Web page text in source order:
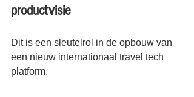
productvisie
Dit is een sleutelrol in de opbouw van
een nieuw internationaal travel tech
platform.